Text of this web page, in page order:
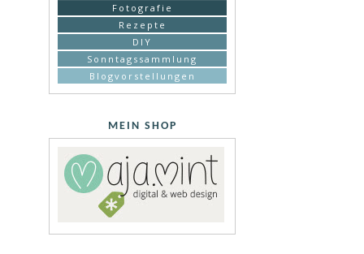
Fotografie
Rezepte
DIY
Sonntagssammlung
Blogvorstellungen
MEIN SHOP